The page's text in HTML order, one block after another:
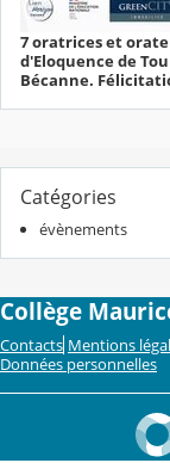
7 oratrices et
d'Eloquence de
Bécanne.
Catégories
évènements
Collège
Contacts Mentions
Données personnelles